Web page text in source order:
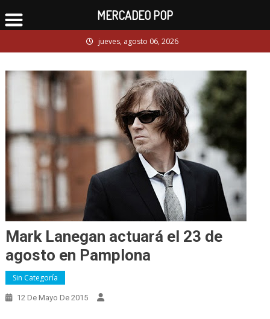
to
jueves, agosto 06, 2026
Mark Lanegan actuará el 23 de
agosto en Pamplona
Sin Categoría
12 De Mayo De 2015
MERCADEO POP